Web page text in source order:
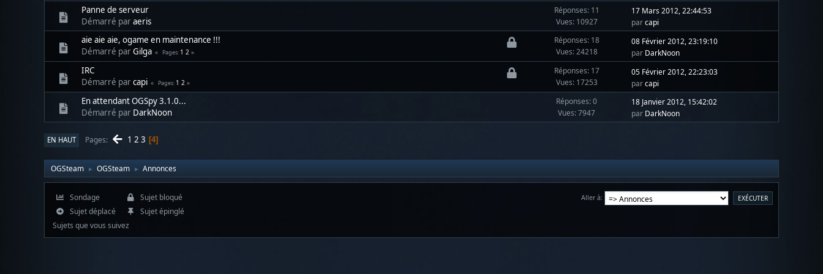
Panne de serveur
Démarré paraeris
Réponses: 11
Vues: 10927
17 Mars 2012, 22:44:53
parcapi
aie aie aie, ogame en maintenance !!!
Démarré parGilga Pages 1 2
Réponses: 18
Vues: 24218
08 Février 2012, 23:19:10
par DarkNoon
IRC
Démarré parcapi Pages 1 2
Réponses: 17
Vues: 17253
05 Février 2012, 22:23:03
parcapi
En attendant OGSpy 3.1.0...
Démarré par DarkNoon
Réponses: 0
Vues: 7947
18 Janvier 2012, 15:42:02
par DarkNoon
EN HAUT Pages 1 2 3 4
OGSteam ► OGSteam ► Annonces
Aller à
Sondage
Sujet déplacé
Sujet bloqué
Sujet épinglé
Sujets que vous suivez